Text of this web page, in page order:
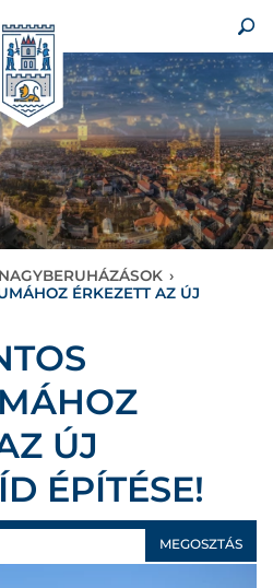
NAGYBERUHÁZÁSOK ›
ÉRKEZETT AZ ÚJ
ÚJ
ÉPÍTÉSE!
MEGOSZTÁS